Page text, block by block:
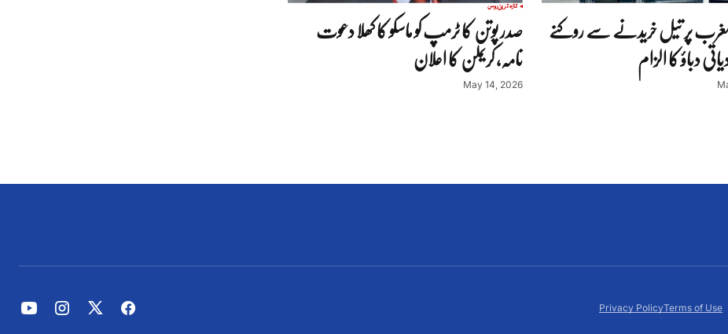
پر تیل خریدنے سے روکنے
دباؤ کا الزام
تازہ ترینروس
صدر پوتن کا ٹرمپ کو ماسکو کا کھلا دعوت
نامہ، کریملن کا اعلان
May 14, 2026
Terms of Use
Privacy Policy